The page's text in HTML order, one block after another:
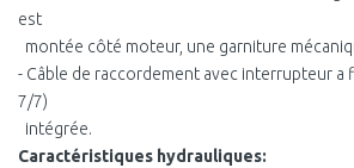
est
montée côté moteur, une garniture
- Câble de raccordement avec interrupteur a
7/7)
intégrée.
Caractéristiques hydrauliques: